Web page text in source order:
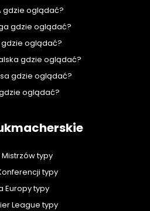
gdzie oglądać?
gdzie oglądać?
gdzie oglądać?
gdzie oglądać?
gdzie oglądać?
gdzie oglądać?
Mistrzów typy
typy
Europy typy
League typy